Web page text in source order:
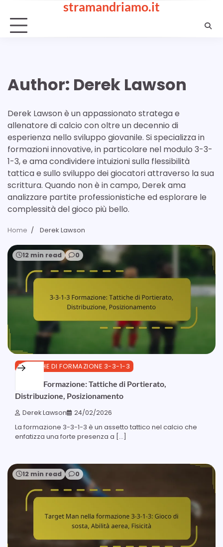
content
stramandriamo.it
Author: Derek Lawson
Derek Lawson è un appassionato stratega e
allenatore di calcio con oltre un decennio di
esperienza nello sviluppo giovanile. Si specializza in
formazioni innovative, in particolare nel modulo 3-3-
1-3, e ama condividere intuizioni sulla flessibilità
tattica e sullo sviluppo dei giocatori attraverso la sua
scrittura. Quando non è in campo, Derek ama
analizzare partite professionistiche ed esplorare le
complessità del gioco più bello.
Home Derek Lawson
12 min read 0
TATTICHE DI FORMAZIONE 3-3-1-3
3-3-1-3 Formazione: Tattiche di Portierato,
Distribuzione, Posizionamento
Derek Lawson 24/02/2026
La formazione 3-3-1-3 è un assetto tattico nel calcio che
enfatizza una forte presenza a […]
12 min read 0